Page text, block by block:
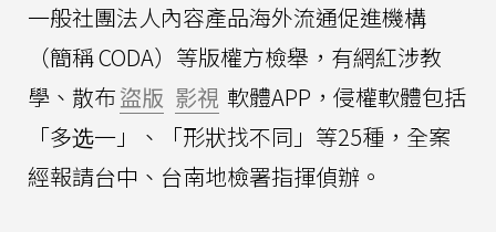
一般社團法人內容產品海外流通促進機構
（簡稱 CODA）等版權方檢舉，有網紅涉教
學、散布盜版 影視 軟體APP，侵權軟體包括
「多选一」、「形狀找不同」等25種，全案
經報請台中、台南地檢署指揮偵辦。